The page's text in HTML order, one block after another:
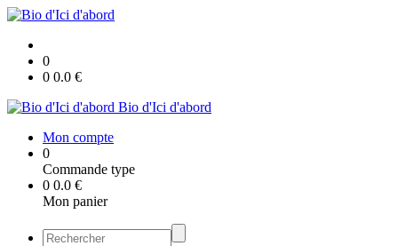
0
0 0.0 €
Bio d'Ici d'abord
Mon compte
0
Commande type
0 0.0 €
Mon panier